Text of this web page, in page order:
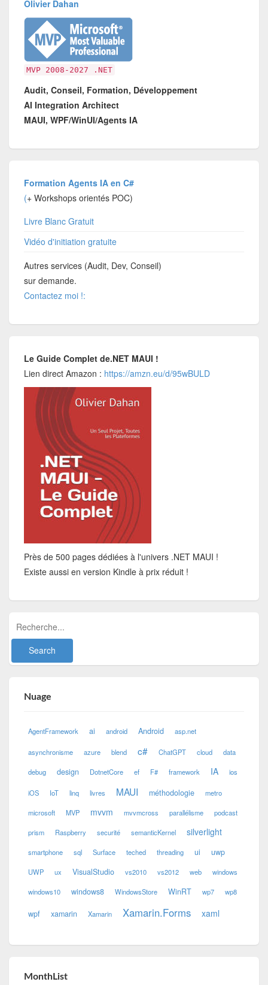
Olivier Dahan
MVP 2008-2027 .NET
Audit, Conseil, Formation, Développement
AI Integration Architect
MAUI, WPF/WinUI/Agents IA
Formation Agents IA en C#
(+ Workshops orientés POC)
Livre Blanc Gratuit
Vidéo d'initiation gratuite
Autres services (Audit, Dev, Conseil)
sur demande.
Contactez moi !:
Le Guide Complet de.NET MAUI !
Lien direct Amazon : https://amzn.eu/d/95wBULD
Près de 500 pages dédiées à l'univers .NET MAUI !
Existe aussi en version Kindle à prix réduit !
Nuage
AgentFramework ai android Android asp.net
asynchronisme azure blend c# ChatGPT cloud data
debug design DotnetCore ef F# framework IA ios
iOS IoT linq livres MAUI méthodologie metro
microsoft MVP mvvm mvvmcross parallélisme podcast
prism Raspberry securité semanticKernel silverlight
smartphone sql Surface teched threading ui uwp
UWP ux VisualStudio vs2010 vs2012 web windows
windows10 windows8 WindowsStore WinRT wp7 wp8
wpf xamarin Xamarin Xamarin.Forms xaml
MonthList